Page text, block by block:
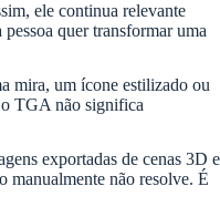
ele continua relevante
quer transformar uma
mira, um ícone estilizado ou
o TGA não significa
exportadas de cenas 3D e
manualmente não resolve. É